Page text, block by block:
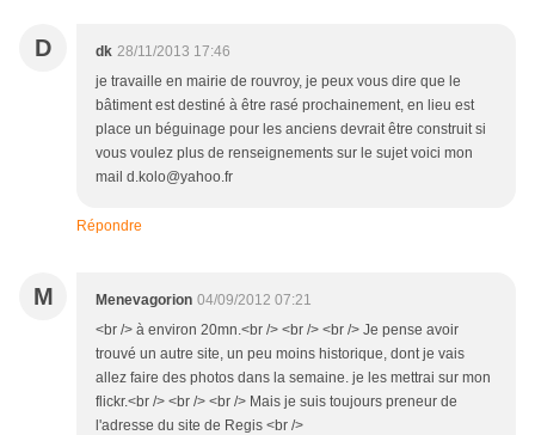
D dk 28/11/2013 17:46
je travaille en mairie de rouvroy, je peux vous dire que le
bâtiment est destiné à être rasé prochainement, en lieu est
place un béguinage pour les anciens devrait être construit si
vous voulez plus de renseignements sur le sujet voici mon
mail d.kolo@yahoo.fr
Répondre
M Menevagorion 04/09/2012 07:21
<br /> à environ 20mn.<br /> <br /> <br /> Je pense avoir
trouvé un autre site, un peu moins historique, dont je vais
allez faire des photos dans la semaine. je les mettrai sur mon
flickr.<br /> <br /> <br /> Mais je suis toujours preneur de
l'adresse du site de Regis <br />